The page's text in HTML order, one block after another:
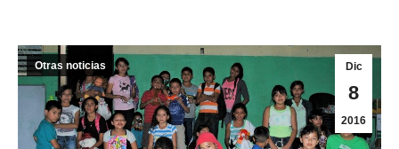
Dic
8
2016
Otras noticias